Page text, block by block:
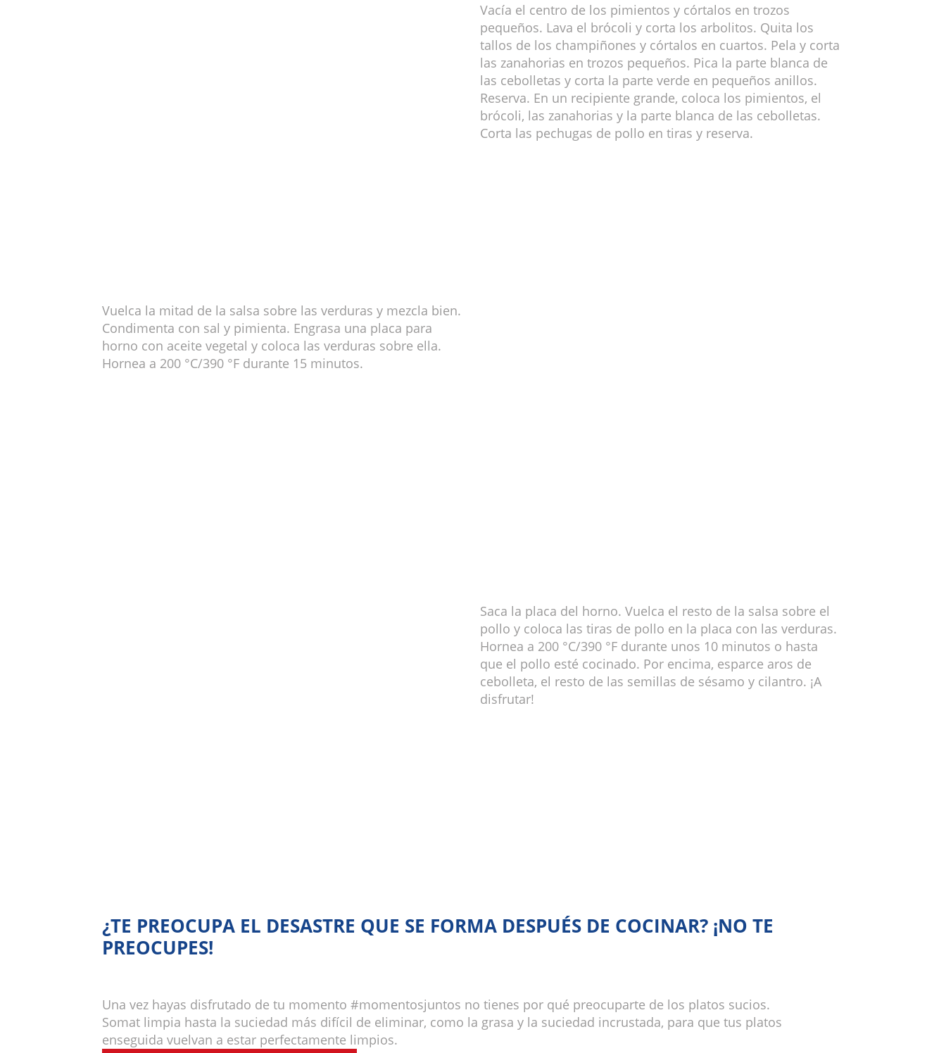
Vacía el centro de los pimientos y córtalos en trozos
pequeños. Lava el brócoli y corta los arbolitos. Quita los
tallos de los champiñones y córtalos en cuartos. Pela y corta
las zanahorias en trozos pequeños. Pica la parte blanca de
las cebolletas y corta la parte verde en pequeños anillos.
Reserva. En un recipiente grande, coloca los pimientos, el
brócoli, las zanahorias y la parte blanca de las cebolletas.
Corta las pechugas de pollo en tiras y reserva.
Vuelca la mitad de la salsa sobre las verduras y mezcla bien.
Condimenta con sal y pimienta. Engrasa una placa para
horno con aceite vegetal y coloca las verduras sobre ella.
Hornea a 200 °C/390 °F durante 15 minutos.
Saca la placa del horno. Vuelca el resto de la salsa sobre el
pollo y coloca las tiras de pollo en la placa con las verduras.
Hornea a 200 °C/390 °F durante unos 10 minutos o hasta
que el pollo esté cocinado. Por encima, esparce aros de
cebolleta, el resto de las semillas de sésamo y cilantro. ¡A
disfrutar!
¿TE PREOCUPA EL DESASTRE QUE SE FORMA DESPUÉS DE COCINAR? ¡NO TE
PREOCUPES!
Una vez hayas disfrutado de tu momento #momentosjuntos no tienes por qué preocuparte de los platos sucios.
Somat limpia hasta la suciedad más difícil de eliminar, como la grasa y la suciedad incrustada, para que tus platos
enseguida vuelvan a estar perfectamente limpios.